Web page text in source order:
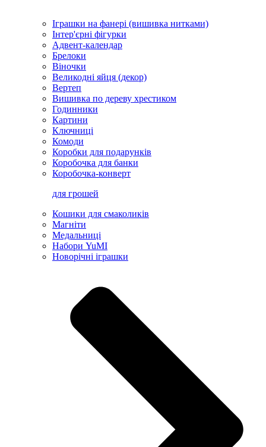
Іграшки на фанері (вишивка нитками)
Інтер'єрні фігурки
Адвент-календар
Брелоки
Віночки
Великодні яйця (декор)
Вертеп
Вишивка по дереву хрестиком
Годинники
Картини
Ключниці
Комоди
Коробки для подарунків
Коробочка для банки
Коробочка-конверт
для грошей
Кошики для смаколиків
Магніти
Медальниці
Набори YuMI
Новорічні іграшки